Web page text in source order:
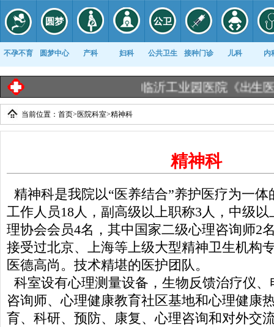
不孕不育 圆梦中心 产科 妇科 公共卫生 接种门诊 儿科 内
康复科
临沂工业园医院《出生医学证
当前位置： 首页> 医院科室>精神科
精神科
精神科是我院以“医养结合”养护医疗为一
工作人员18人，副高级以上职称3人，中级
理协会会员4名，其中国家二级心理咨询师2
接受过北京、上海等上级大型精神卫生机构
医德高尚。技术精堪的医护团队。
科室设有心理测量设备，生物反馈治疗仪
咨询师、心理健康教育社区基地和心理健康
育、科研、预防、康复、心理咨询和对外交